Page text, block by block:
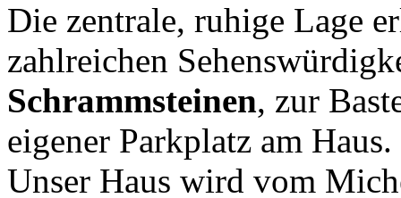
Die zentrale, ruhige Lage
zahlreichen
Schrammsteinen, zur
eigener Parkplatz am Haus.
Unser Haus wird vom